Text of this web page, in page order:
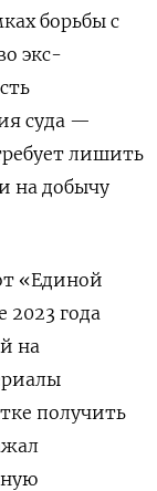
борьбы с
экс-
суда —
лишить
на добычу
«Единой
2023 года
на
получить